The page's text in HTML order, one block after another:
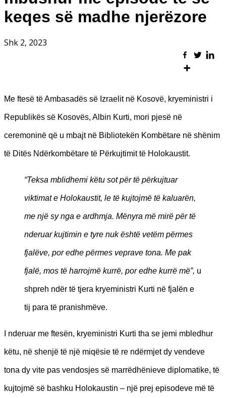
keqes së madhe njerëzore
Shk 2, 2023
Me ftesë të Ambasadës së Izraelit në Kosovë, kryeministri i
Republikës së Kosovës, Albin Kurti, mori pjesë në
ceremoninë që u mbajt në Bibliotekën Kombëtare në shënim
të Ditës Ndërkombëtare të Përkujtimit të Holokaustit.
“Teksa mblidhemi këtu sot për të përkujtuar
viktimat e Holokaustit, le të kujtojmë të kaluarën,
me një sy nga e ardhmja. Mënyra më mirë për të
nderuar kujtimin e tyre nuk është vetëm përmes
fjalëve, por edhe përmes veprave tona. Me pak
fjalë, mos të harrojmë kurrë, por edhe kurrë më”, u
shpreh ndër të tjera kryeministri Kurti në fjalën e
tij para të pranishmëve.
I nderuar me ftesën, kryeministri Kurti tha se jemi mbledhur
këtu, në shenjë të një miqësie të re ndërmjet dy vendeve
tona dy vite pas vendosjes së marrëdhënieve diplomatike, të
kujtojmë së bashku Holokaustin – një prej episodeve më të